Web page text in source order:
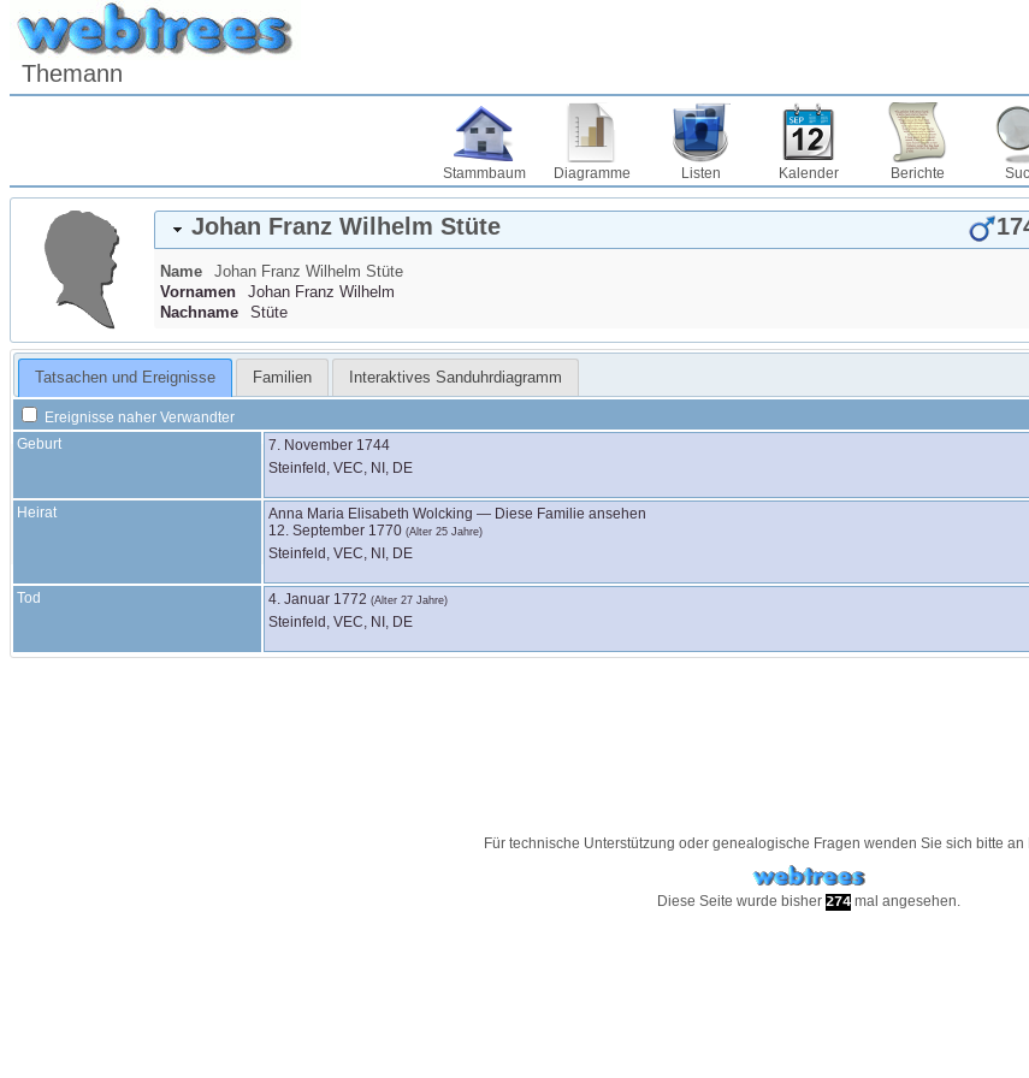
Themann
Stammbaum Diagramme Listen Kalender Berichte
Johan Franz Wilhelm Stüte
Name Johan Franz Wilhelm Stüte
Vornamen
Johan Franz Wilhelm
Nachname
Stüte
Tatsachen und Ereignisse Familien Interaktives Sanduhrdiagramm
Ereignisse naher Verwandter
Geburt
7. November 1744
Steinfeld, VEC, NI, DE
Heirat Anna Maria Elisabeth Wolcking — Diese Familie ansehen
12. September 1770 (Alter 25 Jahre)
Steinfeld, VEC, NI, DE
Tod 4. Januar 1772 (Alter 27 Jahre)
Steinfeld, VEC, NI, DE
Für technische Unterstützung oder genealogische Fragen wenden Sie sich bitte an
Diese Seite wurde bisher 274 mal angesehen.